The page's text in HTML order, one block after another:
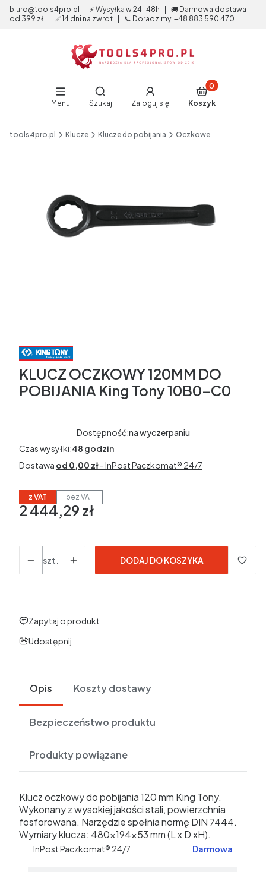
biuro@tools4pro.pl | ⚡ Wysyłka w 24-48h | 🚚 Darmowa dostawa
od 399 zł | ✅ 14 dni na zwrot | 📞 Doradzimy: +48 883 590 470
Menu
Otwórz wyszukiwarkę
Szukaj Zaloguj się
Produkty w
Koszyk
tools4pro.pl Klucze Klucze do pobijania Oczkowe
KLUCZ OCZKOWY 120MM DO
POBIJANIA King Tony 10B0-C0
Dostępność:na wyczerpaniu
Czas wysyłki:48 godzin
Dostawa od 0,00 zł- InPost Paczkomat® 24/7
z VAT bez VAT
Cena
2 444,29 zł
w tym 23% VAT
23%
szt.
DODAJ DO KOSZYKA
Zapytaj o produkt
Udostępnij
Opis Koszty dostawy
Bezpieczeństwo produktu
Produkty powiązane
Klucz oczkowy do pobijania 120 mm King Tony.
Wykonany z wysokiej jakości stali, powierzchnia
fosforowana. Narzędzie spełnia normę DIN 7444.
Wymiary klucza: 480x194x53 mm (L x D xH).
InPost Paczkomat® 24/7 Darmowa